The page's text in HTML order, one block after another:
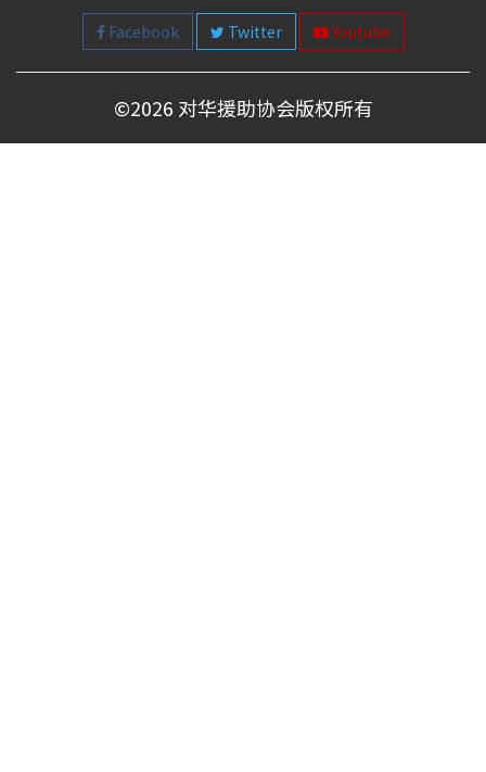
Facebook Twitter Youtube
©2026 对华援助协会版权所有